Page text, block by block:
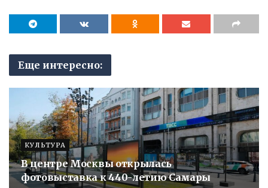
Еще интересно:
КУЛЬТУРА
В центре Москвы открылась
фотовыставка к 440-летию Самары